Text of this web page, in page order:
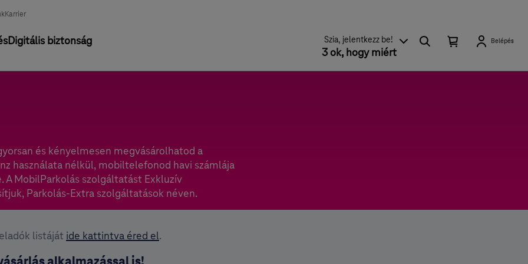
Karrier
Digitális biztonság Szia, jelentkezz be!
3 ok, hogy miért
Belépés
és kényelmesen megvásárolhatod a
használata nélkül, mobiltelefonod havi számlája
MobilParkolás szolgáltatást Exkluzív
Parkolás-Extra szolgáltatások néven.
listáját ide kattintva éred el.